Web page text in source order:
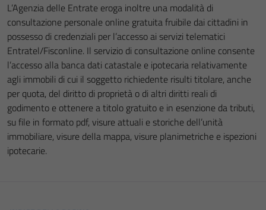
L’Agenzia delle Entrate eroga inoltre una modalità di
consultazione personale online gratuita fruibile dai cittadini in
possesso di credenziali per l’accesso ai servizi telematici
Entratel/Fisconline. Il servizio di consultazione online consente
l’accesso alla banca dati catastale e ipotecaria relativamente
agli immobili di cui il soggetto richiedente risulti titolare, anche
per quota, del diritto di proprietà o di altri diritti reali di
godimento e ottenere a titolo gratuito e in esenzione da tributi,
su file in formato pdf, visure attuali e storiche dell’unità
immobiliare, visure della mappa, visure planimetriche e ispezioni
ipotecarie.